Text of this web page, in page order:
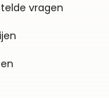
vragen